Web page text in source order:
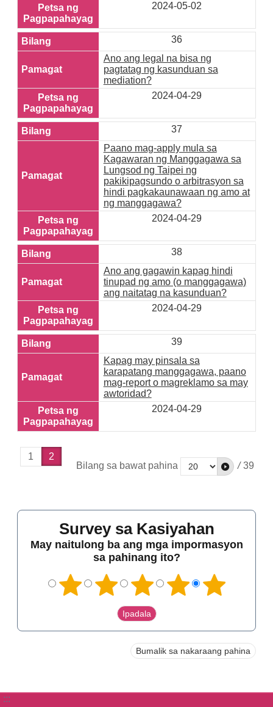
2024-05-02
36
Ano ang legal na bisa ng
pagtatag ng kasunduan sa
mediation?
2024-04-29
37
Paano mag-apply mula sa
Kagawaran ng Manggagawa sa
Lungsod ng Taipei ng
pakikipagsundo o arbitrasyon sa
hindi pagkakaunawaan ng amo at
ng manggagawa?
2024-04-29
38
Ano ang gagawin kapag hindi
tinupad ng amo (o manggagawa)
ang naitatag na kasunduan?
2024-04-29
39
Kapag may pinsala sa
karapatang manggagawa, paano
mag-report o magreklamo sa may
awtoridad?
2024-04-29
1
2
Bilang sa bawat pahina
/ 39
Survey sa Kasiyahan
May naitulong ba ang mga impormasyon
sa pahinang ito?
Bumalik sa nakaraang pahina
:::